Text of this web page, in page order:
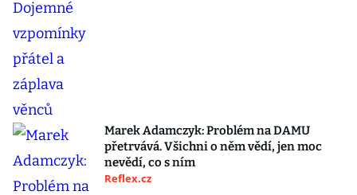
Marek Adamczyk: Problém na DAMU
přetrvává. Všichni o něm vědí, jen moc
nevědí, co s ním
Reflex.cz